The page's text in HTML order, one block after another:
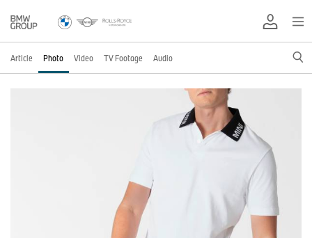
Article Photo Video TV Footage Audio